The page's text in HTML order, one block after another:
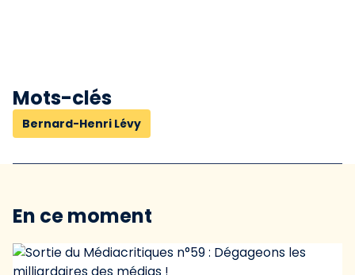
Mots-clés
Bernard-Henri Lévy
En ce moment